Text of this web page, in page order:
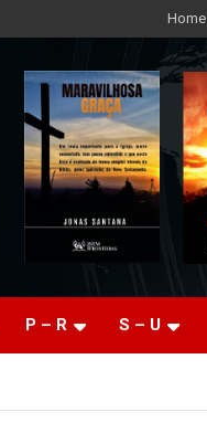
Home
P – R S – U